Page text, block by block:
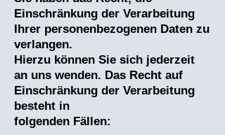
Einschränkung der Verarbeitung
Ihrer personenbezogenen Daten zu
verlangen.
Hierzu können Sie sich jederzeit
an uns wenden. Das Recht auf
Einschränkung der Verarbeitung
besteht in
folgenden Fällen: